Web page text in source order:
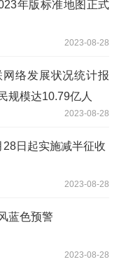
年版标准地图正式
2023-08-28
络发展状况统计报
规模达10.79亿人
2023-08-28
日起实施减半征收
2023-08-28
蓝色预警
2023-08-28